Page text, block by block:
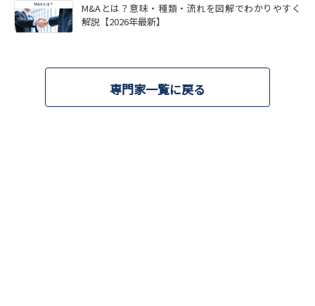
M&Aとは？意味・種類・流れを図解でわかりやすく
解説【2026年最新】
専門家一覧に戻る